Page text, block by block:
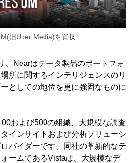
旧Uber Media)を買収
、Nearはデータ製品のポートフォ
所に関するインテリジェンスのリ
としての地位を更に強固なものに
および500の組織、大規模な調査
インサイトおよび分析ソリューシ
バイダーです。同社の革新的なテ
ームであるVistaは、大規模なデ